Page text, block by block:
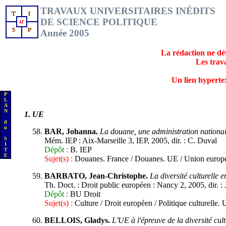
P
L
A
N
d
u
S
I
T
E
TRAVAUX UNIVERSITAIRES INÉDITS
DE SCIENCE POLITIQUE
Année 2005
La rédaction ne
Les
Un lien
1. UE
BAR, Johanna. La douane, une administration
Mém. IEP : Aix-Marseille 3, IEP, 2005, dir. : C. Duval
Dépôt : B. IEP
Sujet(s) : Douanes. France / Douanes. UE / Union
BARBATO, Jean-Christophe. La diversité culturelle
Th. Doct. : Droit public européen : Nancy 2, 2005, dir. :
Dépôt : BU Droit
Sujet(s) : Culture / Droit européen / Politique culturelle.
BELLOIS, Gladys. L'UE à l'épreuve de la diversité